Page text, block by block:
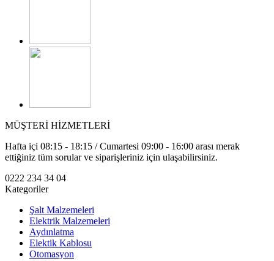
MÜŞTERİ HİZMETLERİ
Hafta içi 08:15 - 18:15 / Cumartesi 09:00 - 16:00 arası merak
ettiğiniz tüm sorular ve siparişleriniz için ulaşabilirsiniz.
0222 234 34 04
Kategoriler
Şalt Malzemeleri
Elektrik Malzemeleri
Aydınlatma
Elektik Kablosu
Otomasyon